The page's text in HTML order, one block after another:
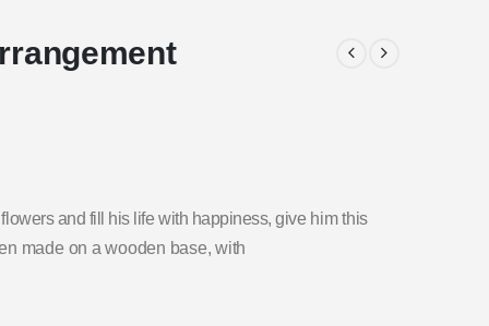
and fill his life with happiness, give him this
made on a wooden base, with